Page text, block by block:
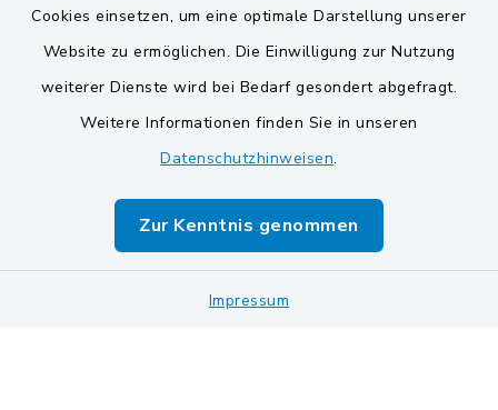
Cookies einsetzen, um eine optimale Darstellung unserer
Website zu ermöglichen. Die Einwilligung zur Nutzung
weiterer Dienste wird bei Bedarf gesondert abgefragt.
Weitere Informationen finden Sie in unseren
Datenschutzhinweisen.
Zur Kenntnis genommen
Impressum
Barrierefreiheit
Sitemap